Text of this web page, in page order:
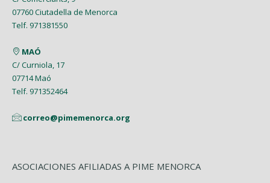
07760 Ciutadella de Menorca
Telf. 971381550
MAÓ
C/ Curniola, 17
07714 Maó
Telf. 971352464
correo@pimemenorca.org
ASOCIACIONES AFILIADAS A PIME MENORCA